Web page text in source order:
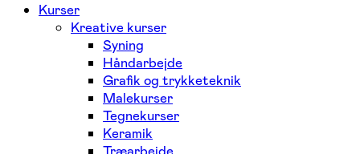
Kurser
Kreative kurser
Syning
Håndarbejde
Grafik og trykketeknik
Malekurser
Tegnekurser
Keramik